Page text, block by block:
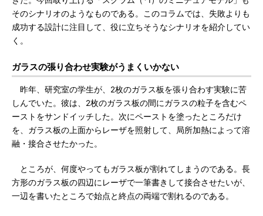
そのシナリオのようなものである。このコラムでは、失敗よりも
成功する設計に注目して、役に立ちそうなシナリオを紹介してい
く。
ガラスの張り合わせ実験がうまくいかない
昨年、研究室の学生が、2枚のガラス板を張り合わす実験に苦
しんでいた。彼は、2枚のガラス板の間にガラスの粒子を含むペ
ーストをサンドイッチした。次にペーストを塗ったところだけ
を、ガラス板の上面からレーザを照射して、局所加熱によって溶
融・接合させたかった。
ところが、何度やってもガラス板が割れてしまうのである。長
方形のガラス板の四辺にレーザで一筆書きして接合させたいが、
一辺を書いたところで始点と終点の両端で割れるのである。